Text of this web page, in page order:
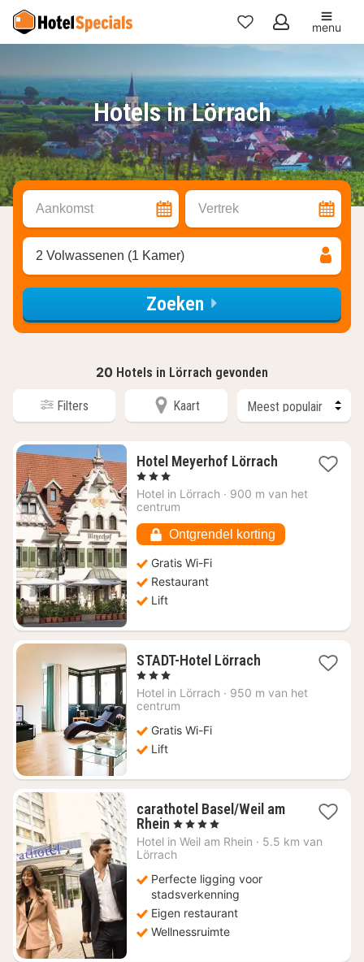
Mijn
menu
Hotels in Lörrach
Aankomst Vertrek
2 Volwassenen (1 Kamer)
Zoeken
20 Hotels in Lörrach gevonden
Filters Kaart
Hotel Meyerhof Lörrach1
vanaf
, 3 Sterren
Hotel in Lörrach · 900 m van het
centrum
Ontgrendel korting
Gratis Wi-Fi
Restaurant
Lift
STADT-Hotel Lörrach1
vanaf
, 3 Sterren
Hotel in Lörrach · 950 m van het
centrum
Gratis Wi-Fi
Lift
carathotel Basel/Weil am
Rhein 1
nacht
vanaf
90,24
, 4 Sterren
Hotel in Weil am Rhein · 5.5 km van
Lörrach
Perfecte ligging voor
stadsverkenning
Eigen restaurant
Wellnessruimte